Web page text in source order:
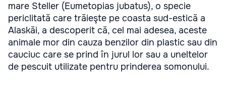
mare Steller (Eumetopias jubatus), o specie
periclitată care trăieşte pe coasta sud-estică a
Alaskăi, a descoperit că, cel mai adesea, aceste
animale mor din cauza benzilor din plastic sau din
cauciuc care se prind în jurul lor sau a uneltelor
de pescuit utilizate pentru prinderea somonului.